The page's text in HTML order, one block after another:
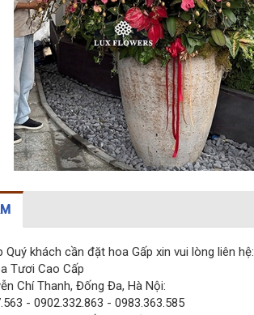
khách cần đặt hoa Gấp xin vui lòng liên hệ:
Tươi Cao Cấp
Chí Thanh, Đống Đa, Hà Nội:
- 0902.332.863 - 0983.363.585